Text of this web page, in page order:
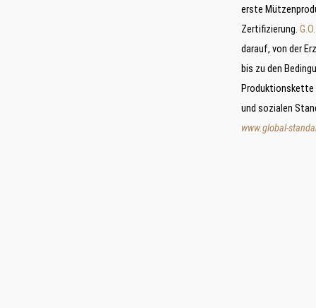
erste
Zertifizierung.
darauf, von der
bis zu den
Produktionskette
und sozialen
www.global-